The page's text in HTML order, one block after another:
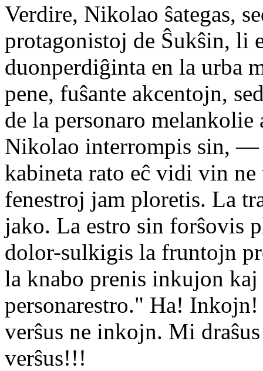
Verdire, Nikolao ŝategas,
protagonistoj de Ŝukŝin, li
duonperdiĝinta en la urba
pene, fuŝante akcentojn,
de la personaro
Nikolao interrompis sin, —
kabineta rato eĉ vidi vin
fenestroj jam ploretis. La
jako. La estro sin forŝovis
dolor-sulkigis la fruntojn
la knabo prenis inkujon
personarestro." Ha!
verŝus ne inkojn. Mi
verŝus!!!